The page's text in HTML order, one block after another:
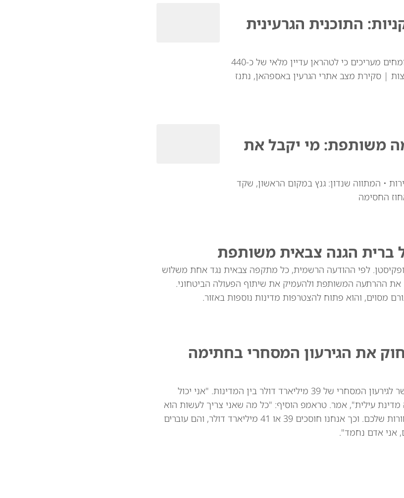
התוכנית הגרעינית
למרות התקיפות האמריקאיות באתרי ההעשרה המרכזיים, מומחים מעריכים כי לטהראן עדיין מלאי של כ-440
| סקירת מצב אתרי הגרעין באספהאן, נתנז
משותפת: מי יקבל את
• המתווה שנדון: גנץ במקום הראשון, שקד
החסימה
ברית הגנה צבאית משותפת
לפי ההודעה הרשמית, כל מתקפה צבאית נגד אחת משלוש
ההרתעה המשותפת ולהעמיק את שיתוף הפעולה הביטחוני.
מסוים, והוא פתוח להצטרפות מדינות נוספות באזור.
את הגירעון המסחרי בחתימה
נשיא ארה"ב דונלד טראמפ איים באופן מרומז על שוויץ בהקשר לגירעון המסחרי של 39 מיליארד דולר בין המדינות. "אני יכול
עילית", אמר. טראמפ הוסיף: "כל מה שאני צריך לעשות הוא
לומר: אני לא רוצה את השעונים שלכם. אני לא רוצה את הסחורות שלכם. וכך אנחנו חוסכים 39 או 41 מיליארד דולר, והם עוברים
אני אדם נחמד".